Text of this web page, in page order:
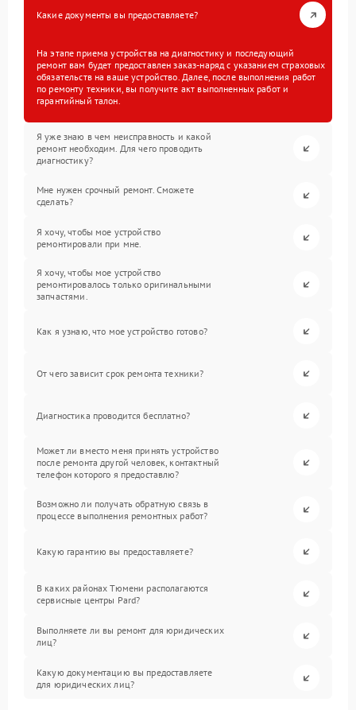
Какие документы вы предоставляете?
На этапе приема устройства на диагностику и последующий
ремонт вам будет предоставлен заказ-наряд с указанием страховых
обязательств на ваше устройство. Далее, после выполнения работ
по ремонту техники, вы получите акт выполненных работ и
гарантийный талон.
Я уже знаю в чем неисправность и какой
ремонт необходим. Для чего проводить
диагностику?
Мне нужен срочный ремонт. Сможете
сделать?
Я хочу, чтобы мое устройство
ремонтировали при мне.
Я хочу, чтобы мое устройство
ремонтировалось только оригинальными
запчастями.
Как я узнаю, что мое устройство готово?
От чего зависит срок ремонта техники?
Диагностика проводится бесплатно?
Может ли вместо меня принять устройство
после ремонта другой человек, контактный
телефон которого я предоставлю?
Возможно ли получать обратную связь в
процессе выполнения ремонтных работ?
Какую гарантию вы предоставляете?
В каких районах Тюмени располагаются
сервисные центры Pard?
Выполняете ли вы ремонт для юридических
лиц?
Какую документацию вы предоставляете
для юридических лиц?